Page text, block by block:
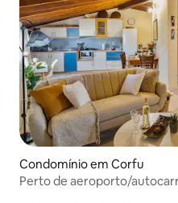
Condomínio em Corfu
Perto de aeroporto/